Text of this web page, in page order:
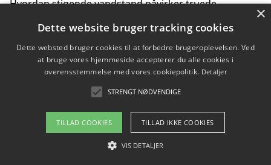
Hvordan stigende vandstand påvirker truede
Sådan vælger du de bedste vandrerygsække til
vandreture i Danmark
Copyright 2026 - Pilanto Aps
Om / kontakt
×
Dette website bruger tracking cookies
Dette websted bruger cookies til at forbedre brugeroplevelsen. Ved
at bruge vores hjemmeside accepterer du alle cookies i
overensstemmelse med vores cookiepolitik. Detaljer
STRENGT NØDVENDIGE
TILLAD COOKIES TILLAD IKKE COOKIES
VIS DETALJER